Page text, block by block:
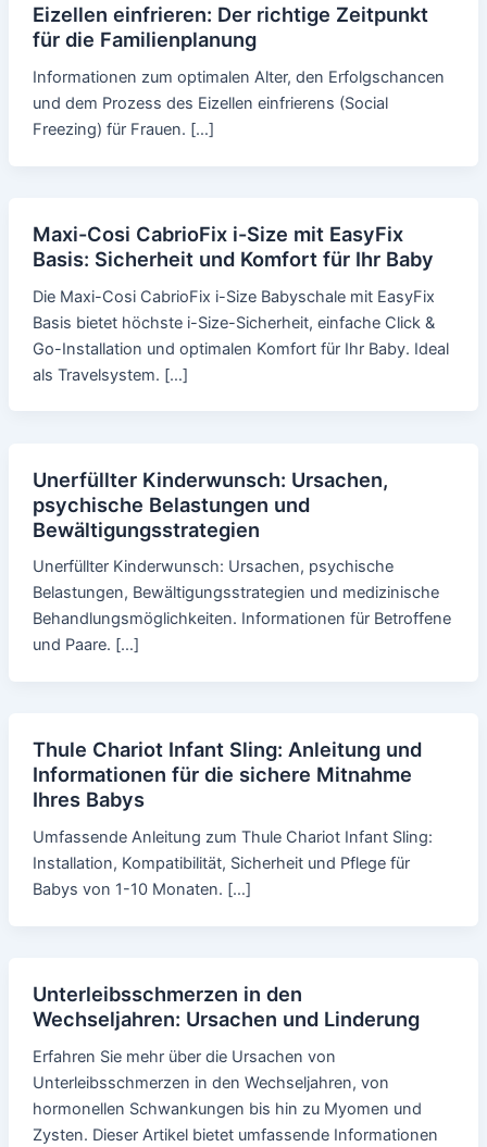
Eizellen einfrieren: Der richtige Zeitpunkt
für die Familienplanung
Informationen zum optimalen Alter, den Erfolgschancen
und dem Prozess des Eizellen einfrierens (Social
Freezing) für Frauen. […]
Maxi-Cosi CabrioFix i-Size mit EasyFix
Basis: Sicherheit und Komfort für Ihr Baby
Die Maxi-Cosi CabrioFix i-Size Babyschale mit EasyFix
Basis bietet höchste i-Size-Sicherheit, einfache Click &
Go-Installation und optimalen Komfort für Ihr Baby. Ideal
als Travelsystem. […]
Unerfüllter Kinderwunsch: Ursachen,
psychische Belastungen und
Bewältigungsstrategien
Unerfüllter Kinderwunsch: Ursachen, psychische
Belastungen, Bewältigungsstrategien und medizinische
Behandlungsmöglichkeiten. Informationen für Betroffene
und Paare. […]
Thule Chariot Infant Sling: Anleitung und
Informationen für die sichere Mitnahme
Ihres Babys
Umfassende Anleitung zum Thule Chariot Infant Sling:
Installation, Kompatibilität, Sicherheit und Pflege für
Babys von 1-10 Monaten. […]
Unterleibsschmerzen in den
Wechseljahren: Ursachen und Linderung
Erfahren Sie mehr über die Ursachen von
Unterleibsschmerzen in den Wechseljahren, von
hormonellen Schwankungen bis hin zu Myomen und
Zysten. Dieser Artikel bietet umfassende Informationen